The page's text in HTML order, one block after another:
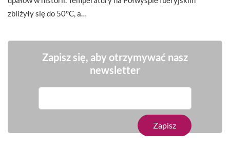
zbliżyły się do 50°C, a…
Zapisz się, aby otrzymywać nasz
newsletter